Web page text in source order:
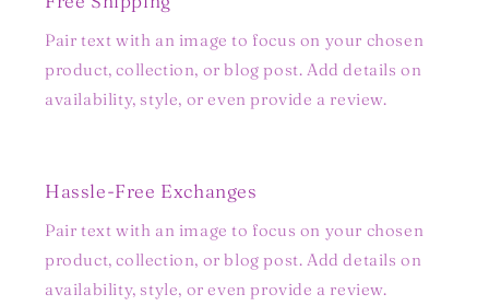
Pair text with an image to focus on your chosen
product, collection, or blog post. Add details on
availability, style, or even provide a review.
Hassle-Free Exchanges
Pair text with an image to focus on your chosen
product, collection, or blog post. Add details on
availability, style, or even provide a review.